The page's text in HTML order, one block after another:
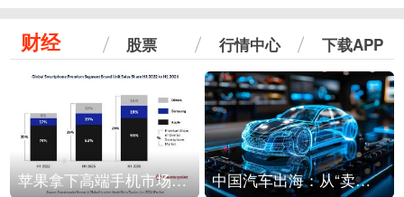
财经 股票 行情中心 下载APP
苹果拿下高端手机市场65%的份额：iPhone 17系列功不可没 中国汽车出海：从“卖出去”到“走进去”